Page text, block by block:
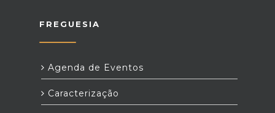
FREGUESIA
Agenda de Eventos
Caracterização